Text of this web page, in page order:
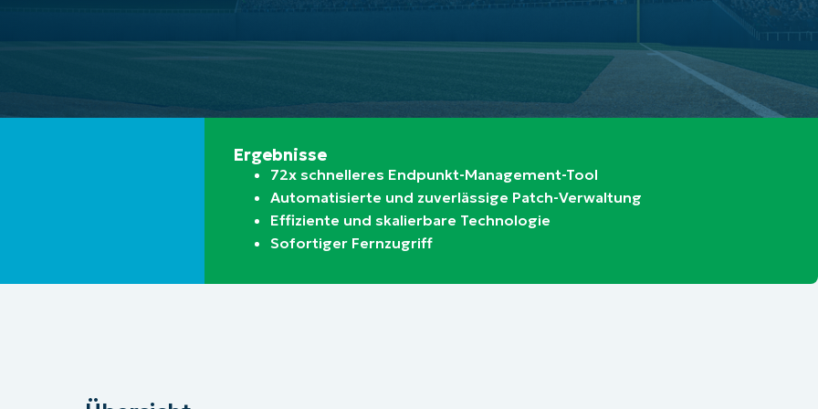
PRODUKT-
Ergebnisse
72x schnelleres Endpunkt-Management-Tool
Automatisierte und zuverlässige Patch-Verwaltung
Effiziente und skalierbare Technologie
Sofortiger Fernzugriff